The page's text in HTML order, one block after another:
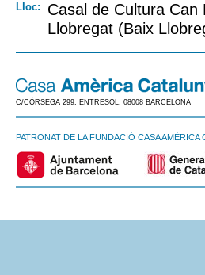
Lloc:
Casal de Cultura
Llobregat (Baix
C/CÒRSEGA 299, ENTRESOL. 08008 BARCELONA
PATRONAT DE LA FUNDACIÓ CASA AMÈRICA